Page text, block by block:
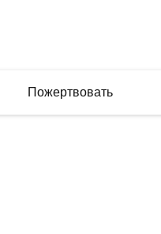
Пожертвовать